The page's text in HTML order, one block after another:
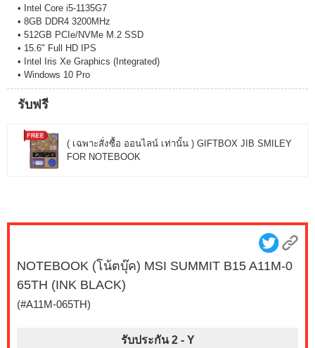
• Intel Core i5-1135G7
• 8GB DDR4 3200MHz
• 512GB PCIe/NVMe M.2 SSD
• 15.6" Full HD IPS
• Intel Iris Xe Graphics (Integrated)
• Windows 10 Pro
รับฟรี
( เฉพาะสั่งซื้อ ออนไลน์ เท่านั้น ) GIFTBOX JIB SMILEY
FOR NOTEBOOK
NOTEBOOK (โน้ตบุ๊ค) MSI SUMMIT B15 A11M-0
65TH (INK BLACK)
(#A11M-065TH)
รับประกัน 2 - Y